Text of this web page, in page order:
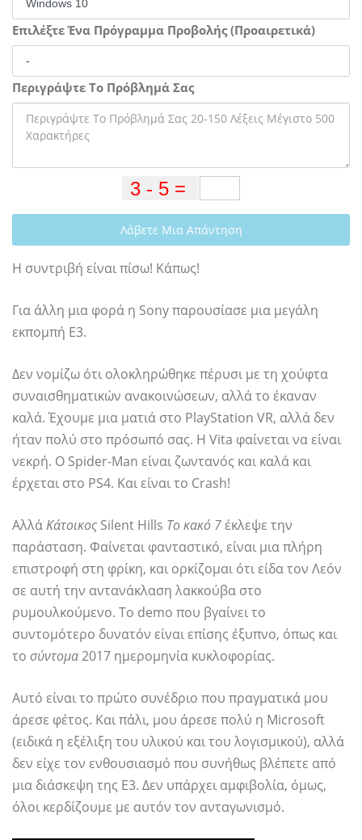
Επιλέξτε Ένα Πρόγραμμα Προβολής (Προαιρετικά)
Περιγράψτε Το Πρόβλημά Σας
Λάβετε Μια Απάντηση
Η συντριβή είναι πίσω! Κάπως!
Για άλλη μια φορά η Sony παρουσίασε μια μεγάλη
εκπομπή E3.
Δεν νομίζω ότι ολοκληρώθηκε πέρυσι με τη χούφτα
συναισθηματικών ανακοινώσεων, αλλά το έκαναν
καλά. Έχουμε μια ματιά στο PlayStation VR, αλλά δεν
ήταν πολύ στο πρόσωπό σας. Η Vita φαίνεται να είναι
νεκρή. Ο Spider-Man είναι ζωντανός και καλά και
έρχεται στο PS4. Και είναι το Crash!
ΑλλάΚάτοικος Silent Hills Το κακό 7έκλεψε την
παράσταση. Φαίνεται φανταστικό, είναι μια πλήρη
επιστροφή στη φρίκη, και ορκίζομαι ότι είδα τον Λεόν
σε αυτή την αντανάκλαση λακκούβα στο
ρυμουλκούμενο. Το demo που βγαίνει το
συντομότερο δυνατόν είναι επίσης έξυπνο, όπως και
το σύντομα2017 ημερομηνία κυκλοφορίας.
Αυτό είναι το πρώτο συνέδριο που πραγματικά μου
άρεσε φέτος. Και πάλι, μου άρεσε πολύ η Microsoft
(ειδικά η εξέλιξη του υλικού και του λογισμικού), αλλά
δεν είχε τον ενθουσιασμό που συνήθως βλέπετε από
μια διάσκεψη της E3. Δεν υπάρχει αμφιβολία, όμως,
όλοι κερδίζουμε με αυτόν τον ανταγωνισμό.